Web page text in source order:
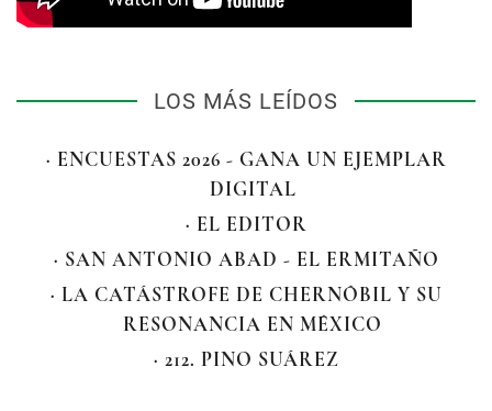
LOS MÁS LEÍDOS
· ENCUESTAS 2026 - GANA UN EJEMPLAR
DIGITAL
· EL EDITOR
· SAN ANTONIO ABAD - EL ERMITAÑO
· LA CATÁSTROFE DE CHERNÓBIL Y SU
RESONANCIA EN MÉXICO
· 212. PINO SUÁREZ